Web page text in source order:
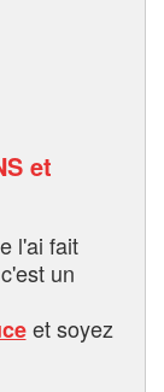
et
l'ai fait
un
et soyez